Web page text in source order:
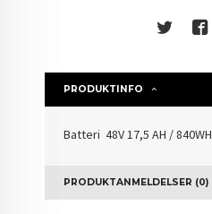
PRODUKTINFO
Batteri 48V 17,5 AH / 840WH
PRODUKTANMELDELSER (0)